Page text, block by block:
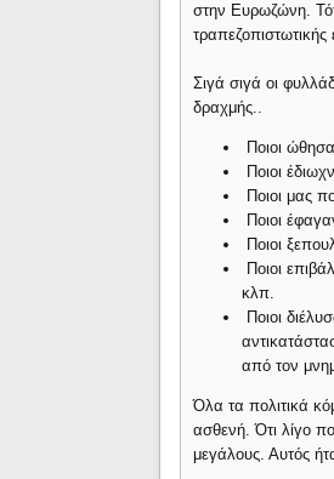
στην Ευρωζώνη.
τραπεζοπιστωτικής
Σιγά σιγά οι
δραχμής..
Ποιοι
Ποιοι
Ποιοι μας
Ποιοι
Ποιοι
Ποιοι
κλπ.
Ποιοι
από τον
Όλα τα πολιτικά
ασθενή. Ότι λίγο
μεγάλους. Αυτός